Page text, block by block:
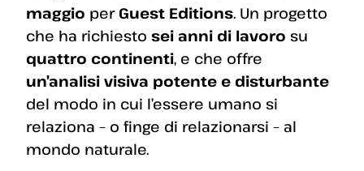
maggio per Guest Editions. Un progetto
che ha richiesto sei anni di lavoro su
quattro continenti, e che offre
un’analisi visiva potente e disturbante
del modo in cui l’essere umano si
relaziona – o finge di relazionarsi – al
mondo naturale.